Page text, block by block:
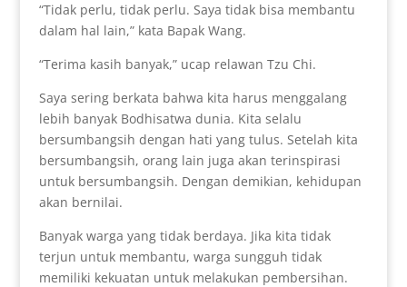
“Tidak perlu, tidak perlu. Saya tidak bisa membantu
dalam hal lain,” kata Bapak Wang.
“Terima kasih banyak,” ucap relawan Tzu Chi.
Saya sering berkata bahwa kita harus menggalang
lebih banyak Bodhisatwa dunia. Kita selalu
bersumbangsih dengan hati yang tulus. Setelah kita
bersumbangsih, orang lain juga akan terinspirasi
untuk bersumbangsih. Dengan demikian, kehidupan
akan bernilai.
Banyak warga yang tidak berdaya. Jika kita tidak
terjun untuk membantu, warga sungguh tidak
memiliki kekuatan untuk melakukan pembersihan.